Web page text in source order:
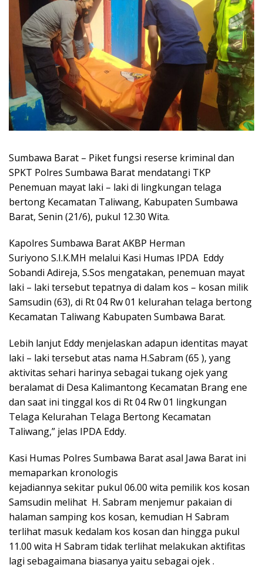
Sumbawa Barat – Piket fungsi reserse kriminal dan
SPKT Polres Sumbawa Barat mendatangi TKP
Penemuan mayat laki – laki di lingkungan telaga
bertong Kecamatan Taliwang, Kabupaten Sumbawa
Barat, Senin (21/6), pukul 12.30 Wita.
Kapolres Sumbawa Barat AKBP Herman
Suriyono S.I.K.MH melalui Kasi Humas IPDA Eddy
Sobandi Adireja, S.Sos mengatakan, penemuan mayat
laki – laki tersebut tepatnya di dalam kos – kosan milik
Samsudin (63), di Rt 04 Rw 01 kelurahan telaga bertong
Kecamatan Taliwang Kabupaten Sumbawa Barat.
Lebih lanjut Eddy menjelaskan adapun identitas mayat
laki – laki tersebut atas nama H.Sabram (65 ), yang
aktivitas sehari harinya sebagai tukang ojek yang
beralamat di Desa Kalimantong Kecamatan Brang ene
dan saat ini tinggal kos di Rt 04 Rw 01 lingkungan
Telaga Kelurahan Telaga Bertong Kecamatan
Taliwang,” jelas IPDA Eddy.
Kasi Humas Polres Sumbawa Barat asal Jawa Barat ini
memaparkan kronologis
kejadiannya sekitar pukul 06.00 wita pemilik kos kosan
Samsudin melihat H. Sabram menjemur pakaian di
halaman samping kos kosan, kemudian H Sabram
terlihat masuk kedalam kos kosan dan hingga pukul
11.00 wita H Sabram tidak terlihat melakukan aktifitas
lagi sebagaimana biasanya yaitu sebagai ojek .